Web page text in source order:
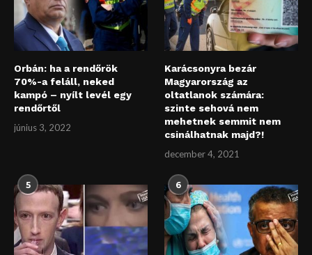
Orbán: ha a rendőrök
70%-a feláll, neked
kampó – nyílt levél egy
rendőrtől
június 3, 2022
Karácsonyra bezár
Magyarország az
oltatlanok számára:
szinte sehová nem
mehetnek semmit nem
csinálhatnak majd?!
december 4, 2021
5 6